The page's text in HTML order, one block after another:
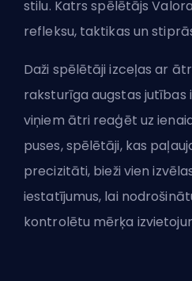
stilu. Katrs spēlētājs
refleksu, taktikas un
Daži spēlētāji izceļas ar
raksturīga augstas jutības
viņiem ātri reaģēt uz
puses, spēlētāji, kas
precizitāti, bieži vien
iestatījumus, lai
kontrolētu mērķa